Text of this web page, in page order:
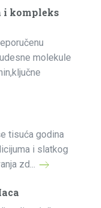
i kompleks
molekule
tisuća godina
i slatkog
zd...